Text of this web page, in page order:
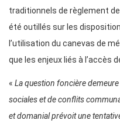
traditionnels de règlement
été outillés sur les
l’utilisation du canevas de
que les enjeux liés à l’accès
« La question foncière
sociales et de conflits
et domanial prévoit une